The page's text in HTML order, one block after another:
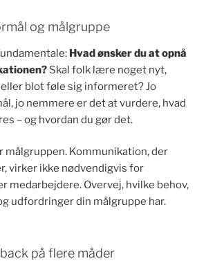
og målgruppe
Hvad ønsker du at opnå
Skal folk lære noget nyt,
blot føle sig informeret? Jo
jo nemmere er det at vurdere, hvad
– og hvordan du gør det.
målgruppen. Kommunikation, der
virker ikke nødvendigvis for
medarbejdere. Overvej, hvilke behov,
udfordringer din målgruppe har.
på flere måder